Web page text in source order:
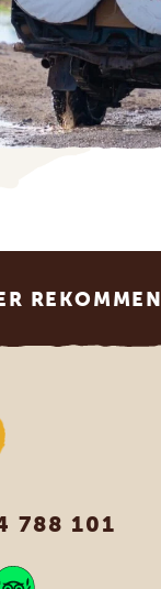
788 101